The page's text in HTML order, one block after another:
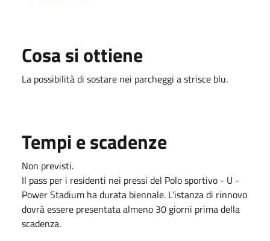
Cosa si ottiene
La possibilità di sostare nei parcheggi a strisce blu.
Tempi e scadenze
Non previsti.
Il pass per i residenti nei pressi del Polo sportivo - U -
Power Stadium ha durata biennale. L’istanza di rinnovo
dovrà essere presentata almeno 30 giorni prima della
scadenza.